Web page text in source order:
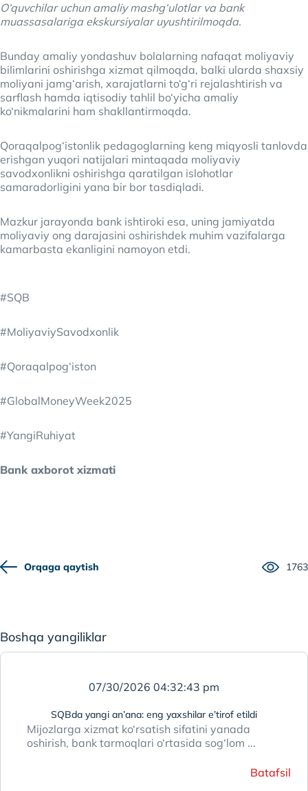
O‘quvchilar uchun amaliy mashg‘ulotlar va bank
muassasalariga ekskursiyalar uyushtirilmoqda.
Bunday amaliy yondashuv bolalarning nafaqat moliyaviy
bilimlarini oshirishga xizmat qilmoqda, balki ularda shaxsiy
moliyani jamg‘arish, xarajatlarni to‘g‘ri rejalashtirish va
sarflash hamda iqtisodiy tahlil bo‘yicha amaliy
ko‘nikmalarini ham shakllantirmoqda.
Qoraqalpog‘istonlik pedagoglarning keng miqyosli tanlovda
erishgan yuqori natijalari mintaqada moliyaviy
savodxonlikni oshirishga qaratilgan islohotlar
samaradorligini yana bir bor tasdiqladi.
Mazkur jarayonda bank ishtiroki esa, uning jamiyatda
moliyaviy ong darajasini oshirishdek muhim vazifalarga
kamarbasta ekanligini namoyon etdi.
#SQB
#MoliyaviySavodxonlik
#Qoraqalpog‘iston
#GlobalMoneyWeek2025
#YangiRuhiyat
Bank axborot xizmati
Orqaga qaytish 1763
Boshqa yangiliklar
07/30/2026 04:32:43 pm
SQBda yangi an’ana: eng yaxshilar e’tirof etildi
Mijozlarga xizmat ko‘rsatish sifatini yanada
oshirish, bank tarmoqlari o‘rtasida sog‘lom ...
Batafsil